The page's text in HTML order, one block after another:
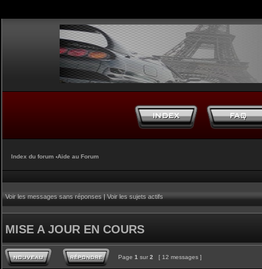
Index du forum ‹Aide au Forum
Voir les messages sans réponses|Voir les sujets actifs
MISE A JOUR EN COURS
Page 1 sur 2 [ 12 messages ]